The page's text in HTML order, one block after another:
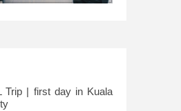
Trip | first day in Kuala